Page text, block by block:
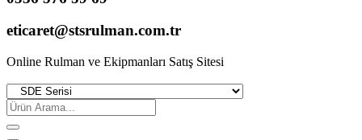
eticaret@stsrulman.com.tr
Online Rulman ve Ekipmanları Satış Sitesi